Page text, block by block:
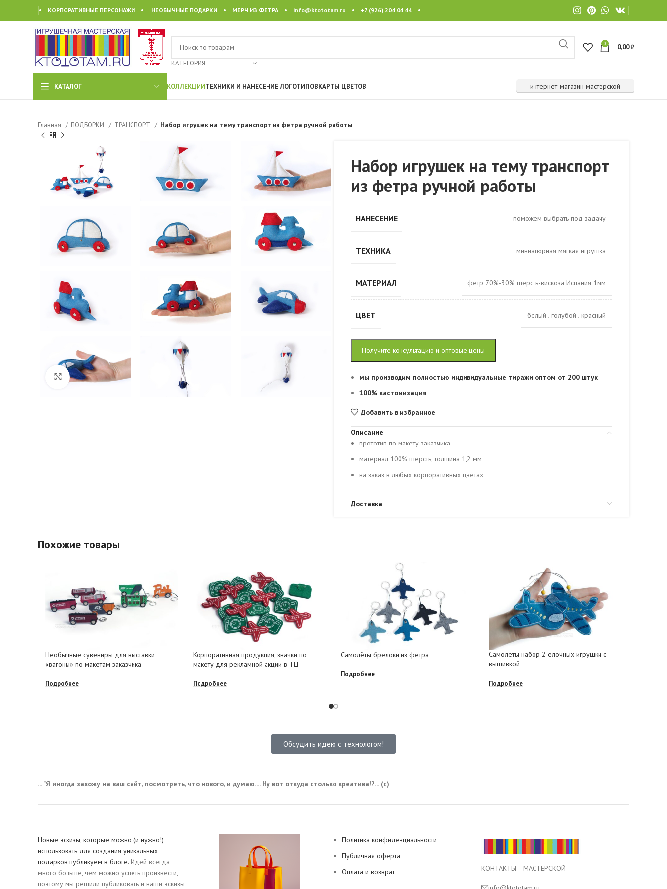
• КОРПОРАТИВНЫЕ ПЕРСОНАЖИ • НЕОБЫЧНЫЕ ПОДАРКИ • МЕРЧ ИЗ ФЕТРА • info@ktototam.ru • +7 (926) 204 04 44 •
КАТЕГОРИЯ
0 0,00₽
КАТАЛОГ КОЛЛЕКЦИИТЕХНИКИ И НАНЕСЕНИЕ ЛОГОТИПОВКАРТЫ ЦВЕТОВ интернет-магазин мастерской
Главная ПОДБОРКИ ТРАНСПОРТ Набор игрушек на тему транспорт из фетра ручной работы
Click to enlarge
Набор игрушек на тему транспорт
из фетра ручной работы
НАНЕСЕНИЕ поможем выбрать под задачу
ТЕХНИКА миниатюрная мягкая игрушка
МАТЕРИАЛ фетр 70%-30% шерсть-вискоза Испания 1мм
ЦВЕТ белый , голубой , красный
Получите консультацию и оптовые цены
мы производим полностью индивидуальные тиражи оптом от 200 штук
100% кастомизация
Добавить в избранное
Описание
прототип по макету заказчика
материал 100% шерсть, толщина 1,2 мм
на заказ в любых корпоративных цветах
Доставка
Похожие товары
Необычные сувениры для выставки
«вагоны» по макетам заказчика
Подробнее
Корпоративная продукция, значки по
макету для рекламной акции в ТЦ
Подробнее
Самолёты брелоки из фетра
Подробнее
Самолёты набор 2 елочных игрушки с
вышивкой
Подробнее
Обсудить идею с технологом!
... "Я иногда захожу на ваш сайт, посмотреть, что нового, и думаю.... Ну вот откуда столько креатива!?... (с)
Новые эскизы, которые можно (и нужно!)
использовать для создания уникальных
подарков публикуем в блоге. Идей всегда
много больше, чем можно успеть произвести,
поэтому мы решили публиковать и наши эскизы
Политика конфиденциальности
Публичная оферта
Оплата и возврат
КОНТАКТЫ МАСТЕРСКОЙ